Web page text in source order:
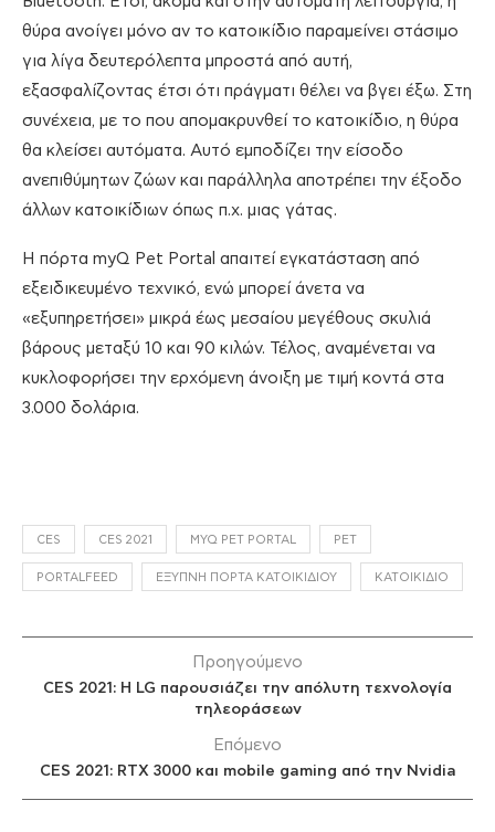
θύρα ανοίγει μόνο αν το κατοικίδιο παραμείνει στάσιμο
για λίγα δευτερόλεπτα μπροστά από αυτή,
εξασφαλίζοντας έτσι ότι πράγματι θέλει να βγει έξω. Στη
συνέχεια, με το που απομακρυνθεί το κατοικίδιο, η θύρα
θα κλείσει αυτόματα. Αυτό εμποδίζει την είσοδο
ανεπιθύμητων ζώων και παράλληλα αποτρέπει την έξοδο
άλλων κατοικίδιων όπως π.χ. μιας γάτας.
Η πόρτα myQ Pet Portal απαιτεί εγκατάσταση από
εξειδικευμένο τεχνικό, ενώ μπορεί άνετα να
«εξυπηρετήσει» μικρά έως μεσαίου μεγέθους σκυλιά
βάρους μεταξύ 10 και 90 κιλών. Τέλος, αναμένεται να
κυκλοφορήσει την ερχόμενη άνοιξη με τιμή κοντά στα
3.000 δολάρια.
CES CES 2021 MYQ PET PORTAL PET
PORTALFEED ΈΞΥΠΝΗ ΠΌΡΤΑ ΚΑΤΟΙΚΙΔΊΟΥ ΚΑΤΟΙΚΊΔΙΟ
Προηγούμενο
CES 2021: Η LG παρουσιάζει την απόλυτη τεχνολογία
τηλεοράσεων
Επόμενο
CES 2021: RTX 3000 και mobile gaming από την Nvidia